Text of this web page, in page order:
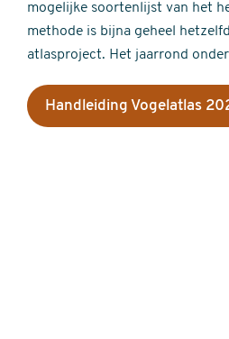
mogelijke soortenlijst van het
methode is bijna geheel
atlasproject. Het jaarrond
Handleiding Vogelatlas